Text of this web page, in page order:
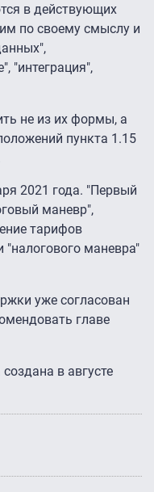
в действующих
по своему смыслу и
"интеграция",
не из их формы, а
пункта 1.15
2021 года. "Первый
маневр",
тарифов
маневра"
уже согласован
главе
в августе